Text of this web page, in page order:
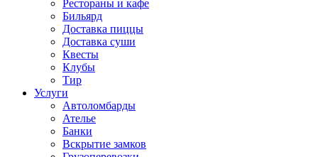
Рестораны и кафе
Бильярд
Доставка пиццы
Доставка суши
Квесты
Клубы
Тир
Услуги
Автоломбарды
Ателье
Банки
Вскрытие замков